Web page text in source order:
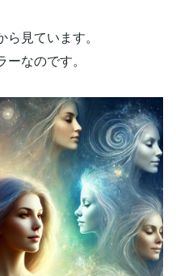
見ています。
なのです。